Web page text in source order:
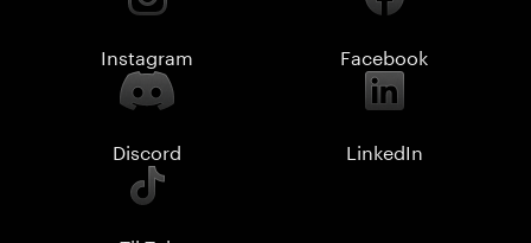
Instagram Facebook
Discord LinkedIn